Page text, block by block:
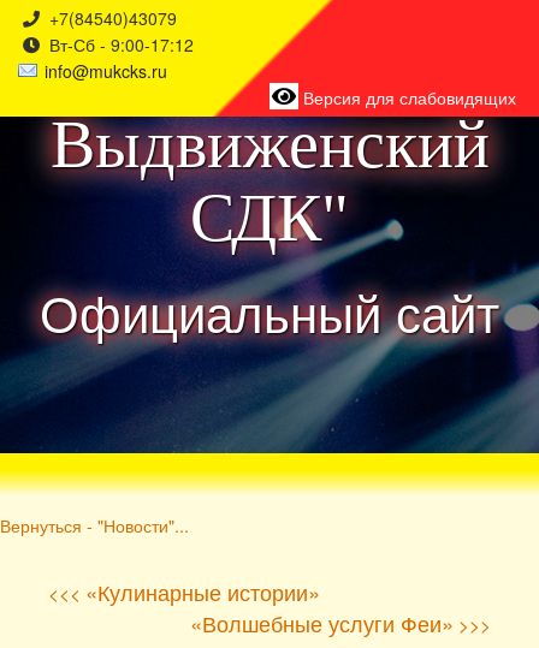
+7(84540)43079
Вт-Сб - 9:00-17:12
info@mukcks.ru
Версия для слабовидящих
района
Выдвиженский
СДК"
Официальный сайт
Вернуться - "Новости"...
<<< «Кулинарные истории»
«Волшебные услуги Феи» >>>